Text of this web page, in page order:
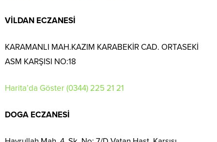
VİLDAN ECZANESİ
KARAMANLI MAH.KAZIM KARABEKİR CAD. ORTASEKİ
ASM KARŞISI NO:18
Harita’da Göster(0344) 225 21 21
DOGA ECZANESİ